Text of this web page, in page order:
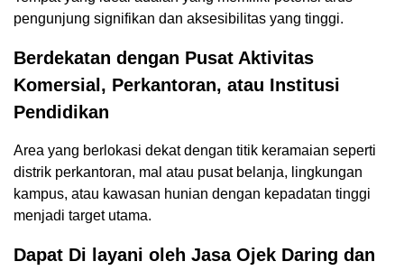
pengunjung signifikan dan aksesibilitas yang tinggi.
Berdekatan dengan Pusat Aktivitas
Komersial, Perkantoran, atau Institusi
Pendidikan
Area yang berlokasi dekat dengan titik keramaian seperti
distrik perkantoran, mal atau pusat belanja, lingkungan
kampus, atau kawasan hunian dengan kepadatan tinggi
menjadi target utama.
Dapat Di layani oleh Jasa Ojek Daring dan